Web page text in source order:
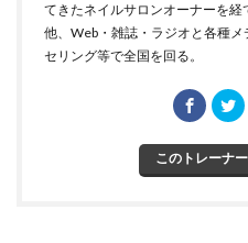
てきたネイルサロンオーナーを
他、Web・雑誌・ラジオと各種
セリング等で全国を回る。
このトレーナ